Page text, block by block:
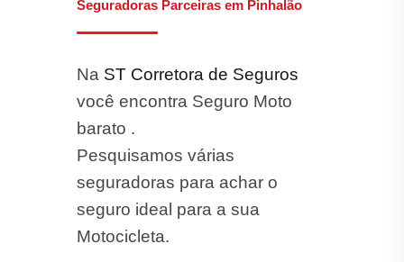
Seguradoras Parceiras em Pinhalão
Na ST Corretora de Seguros
você encontra Seguro Moto
barato .
Pesquisamos várias
seguradoras para achar o
seguro ideal para a sua
Motocicleta.